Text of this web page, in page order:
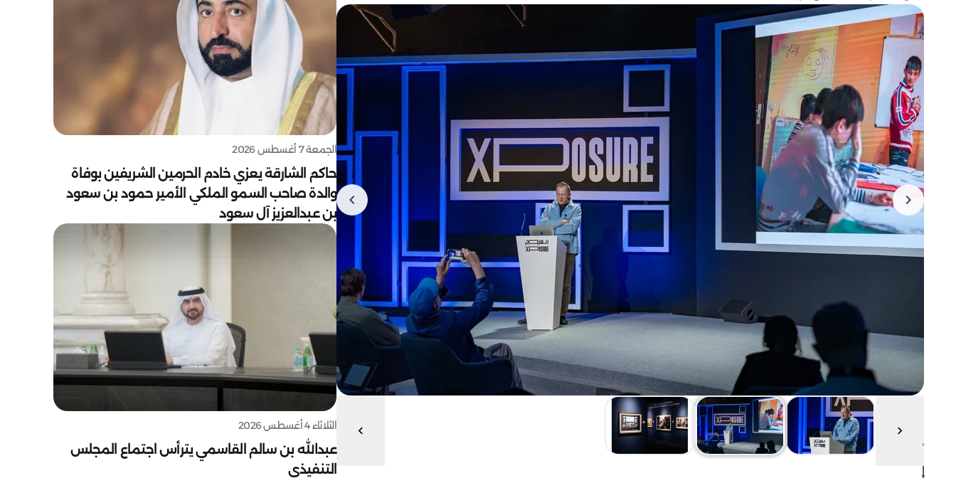
الجمعة 7 أغسطس 2026
حاكم الشارقة يعزي خادم الحرمين الشريفين بوفاة
والدة صاحب السمو الملكي الأمير حمود بن سعود
بن عبدالعزيز آل سعود
الثلاثاء 4 أغسطس 2026
عبدالله بن سالم القاسمي يترأس اجتماع المجلس
التنفيذي